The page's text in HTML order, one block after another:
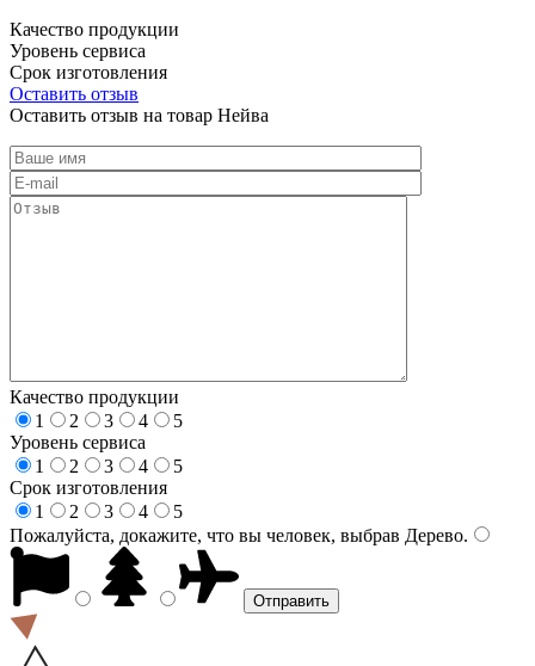
Качество продукции
Уровень сервиса
Срок изготовления
Оставить отзыв
Оставить отзыв на товар Нейва
Качество продукции
1
2 3 4
5
Уровень сервиса
1
2 3 4
5
Срок изготовления
1
2 3 4
5
Пожалуйста, докажите, что вы человек, выбрав Дерево.